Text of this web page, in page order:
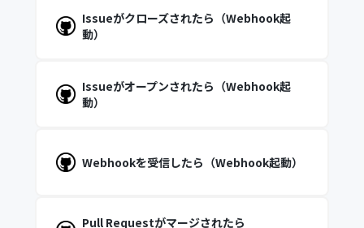
Issueがクローズされたら（Webhook起
動）
Issueがオープンされたら（Webhook起
動）
Webhookを受信したら（Webhook起動）
Pull Requestがマージされたら